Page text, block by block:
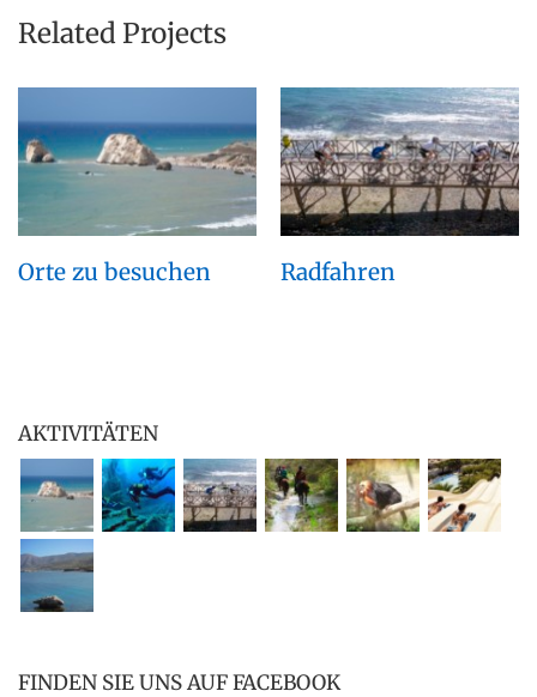
Related Projects
Orte zu besuchen Radfahren
AKTIVITÄTEN
FINDEN SIE UNS AUF FACEBOOK